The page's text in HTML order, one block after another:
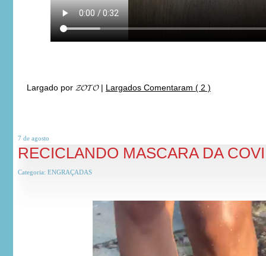
Largado por 𝓩𝓞𝓣𝓞| Largados Comentaram ( 2 )
7 de agosto
RECICLANDO MASCARA DA
Categoria: ENGRAÇADAS